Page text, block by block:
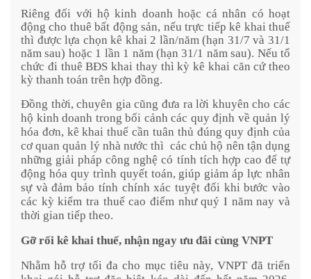
Riêng đối với hộ kinh doanh hoặc cá nhân có hoạt
động cho thuê bất động sản, nếu trực tiếp kê khai thuế
thì được lựa chọn kê khai 2 lần/năm (hạn 31/7 và 31/1
năm sau) hoặc 1 lần 1 năm (hạn 31/1 năm sau). Nếu tổ
chức đi thuê BĐS khai thay thì kỳ kê khai căn cứ theo
kỳ thanh toán trên hợp đồng.
Đồng thời, chuyên gia cũng đưa ra lời khuyên cho các
hộ kinh doanh trong bối cảnh các quy định về quản lý
hóa đơn, kê khai thuế cần tuân thủ đúng quy định của
cơ quan quản lý nhà nước thì các chủ hộ nên tận dụng
những giải pháp công nghệ có tính tích hợp cao để tự
động hóa quy trình quyết toán, giúp giảm áp lực nhân
sự và đảm bảo tính chính xác tuyệt đối khi bước vào
các kỳ kiểm tra thuế cao điểm như quý I năm nay và
thời gian tiếp theo.
Gỡ rối kê khai thuế, nhận ngay ưu đãi cùng VNPT
Nhằm hỗ trợ tối đa cho mục tiêu này, VNPT đã triển